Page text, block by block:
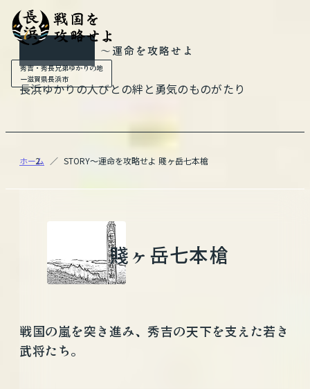
秀吉・秀長兄弟ゆかりの地
ー滋賀県長浜市
STORY 〜運命を攻略せよ
長浜ゆかりの人びとの絆と勇気のものがたり
ホーム STORY〜運命を攻略せよ 賤ヶ岳七本槍
賤ヶ岳七本槍
戦国の嵐を突き進み、秀吉の天下を支えた若き
武将たち。